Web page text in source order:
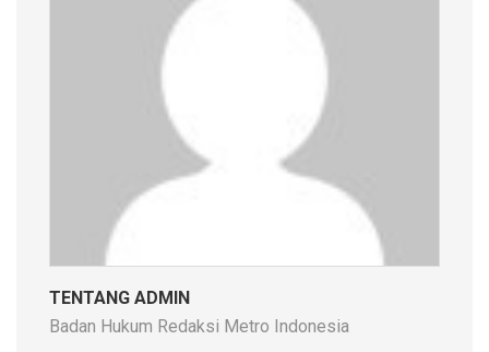
TENTANG ADMIN
Badan Hukum Redaksi Metro Indonesia